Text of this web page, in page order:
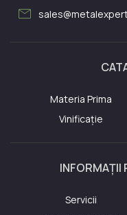
mail
Materia Prima
Vinificație
INFORMAȚII
Servicii